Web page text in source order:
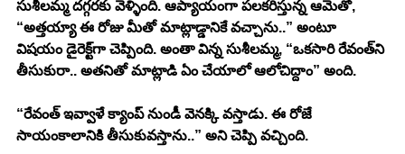
సుశీలమ్మ దగ్గరకు వెళ్ళింది. ఆప్యాయంగా పలకరిస్తున్న ఆమెతో,
“అత్తయ్యా ఈ రోజు మీతో మాట్లాడ్డానికే వచ్చాను..” అంటూ
విషయం డైరెక్ట్‌గా చెప్పింది. అంతా విన్న సుశీలమ్మ, “ఒకసారి రేవంత్‌ని
తీసుకురా.. అతనితో మాట్లాడి ఏం చేయాలో ఆలోచిద్దాం” అంది.
“రేవంత్ ఇవ్వాళే క్యాంప్ నుండీ వెనక్కి వస్తాడు. ఈ రోజే
సాయంకాలానికి తీసుకువస్తాను..” అని చెప్పి వచ్చింది.